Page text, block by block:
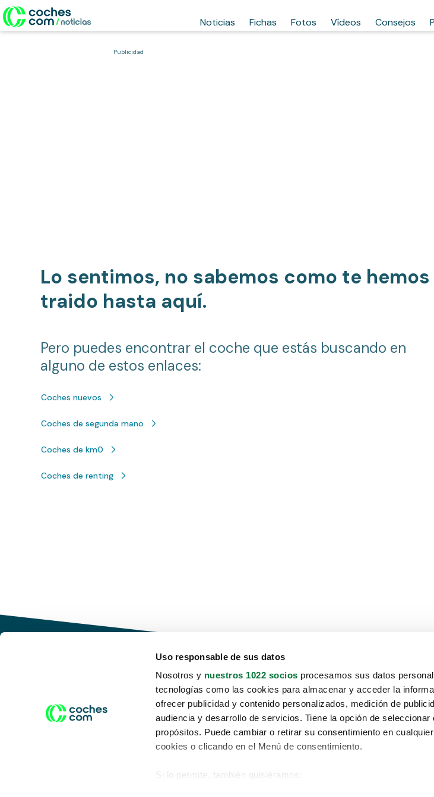
Uso responsable de sus datos
Nosotros y nuestros 1022 socios procesamos sus datos
tecnologías como las cookies para almacenar y acceder la
ofrecer publicidad y contenido personalizados, medición de
audiencia y desarrollo de servicios. Tiene la opción de
propósitos. Puede cambiar o retirar su consentimiento en
cookies o clicando en el Menú de consentimiento.
Si lo permite, también quisiéramos:
Noticias Fichas Fotos Vídeos Consejos
Publicidad
Lo sentimos, no sabemos como te hemos
traido hasta aquí.
Pero puedes encontrar el coche que estás buscando en
alguno de estos enlaces:
Coches nuevos
Coches de segunda mano
Coches de km0
Coches de renting
Conduce tu futuro,
desata tu movilidad